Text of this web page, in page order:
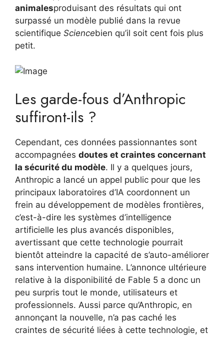
animalesproduisant des résultats qui ont
surpassé un modèle publié dans la revue
scientifique Sciencebien qu’il soit cent fois plus
petit.
Les garde-fous d’Anthropic
suffiront-ils ?
Cependant, ces données passionnantes sont
accompagnées doutes et craintes concernant
la sécurité du modèle. Il y a quelques jours,
Anthropic a lancé un appel public pour que les
principaux laboratoires d’IA coordonnent un
frein au développement de modèles frontières,
c’est-à-dire les systèmes d’intelligence
artificielle les plus avancés disponibles,
avertissant que cette technologie pourrait
bientôt atteindre la capacité de s’auto-améliorer
sans intervention humaine. L’annonce ultérieure
relative à la disponibilité de Fable 5 a donc un
peu surpris tout le monde, utilisateurs et
professionnels. Aussi parce qu’Anthropic, en
annonçant la nouvelle, n’a pas caché les
craintes de sécurité liées à cette technologie, et